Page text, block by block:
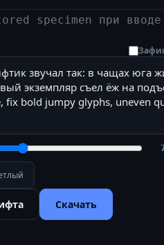
specimen при вводе
Скачать